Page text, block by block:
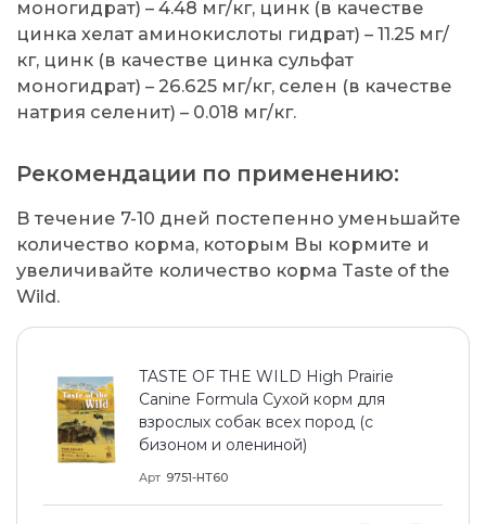
моногидрат) – 4.48 мг/кг, цинк (в качестве
цинка хелат аминокислоты гидрат) – 11.25 мг/
кг, цинк (в качестве цинка сульфат
моногидрат) – 26.625 мг/кг, селен (в качестве
натрия селенит) – 0.018 мг/кг.
Рекомендации по применению:
В течение 7-10 дней постепенно уменьшайте
количество корма, которым Вы кормите и
увеличивайте количество корма Taste of the
Wild.
TASTE OF THE WILD High Prairie
Canine Formula Сухой корм для
взрослых собак всех пород (с
бизоном и олениной)
Арт 9751-HT60